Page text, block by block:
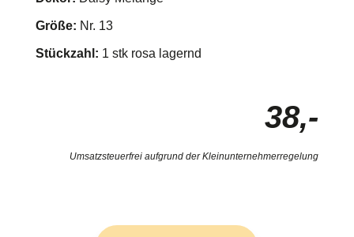
Größe: Nr. 13
Stückzahl: 1 stk rosa lagernd
38,-
Umsatzsteuerfrei aufgrund der Kleinunternehmerregelung